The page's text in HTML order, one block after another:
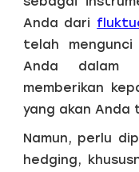
Anda dari
telah
Anda dalam
memberikan
yang akan Anda
Namun, perlu
hedging,